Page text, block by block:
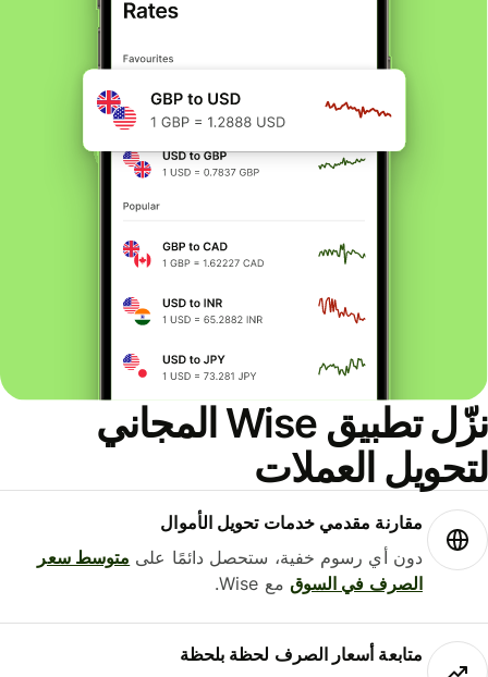
نزّل تطبيق Wise المجاني
العملات
مقارنة مقدمي خدمات تحويل الأموال
دون أي رسوم خفية، ستحصل دائمًا علىمتوسط ​​سعر
الصرف في السوقمع Wise.
متابعة أسعار الصرف لحظة بلحظة